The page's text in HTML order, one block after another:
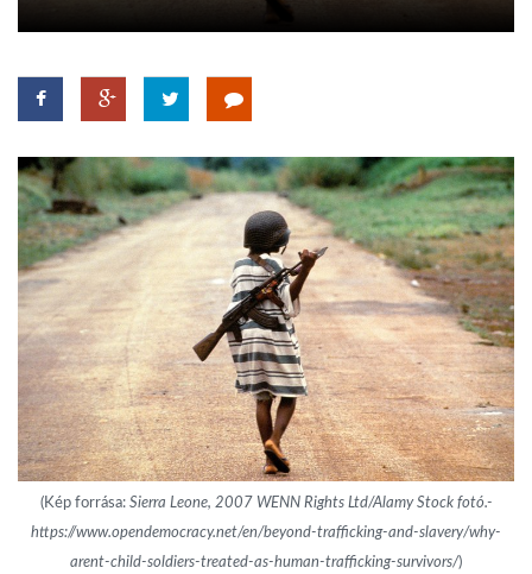
DOBRAVERO.HU
LATIMO.HU
GLOBOBOOK
(Kép forrása: Sierra Leone, 2007 WENN Rights Ltd/Alamy Stock fotó.-
https://www.opendemocracy.net/en/beyond-trafficking-and-slavery/why-
arent-child-soldiers-treated-as-human-trafficking-survivors/)